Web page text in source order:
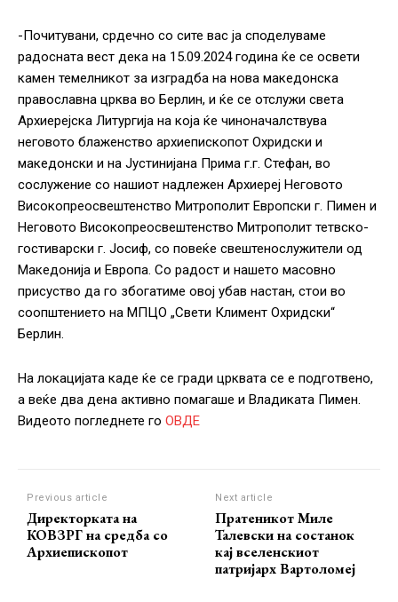
-Почитувани, срдечно со сите вас ја споделуваме
радосната вест дека на 15.09.2024 година ќе се освети
камен темелникот за изградба на нова македонска
православна црква во Берлин, и ќе се отслужи света
Архиерејска Литургија на која ќе чиноначалствува
неговото блаженство архиепископот Охридски и
македонски и на Јустинијана Прима г.г. Стефан, во
сослужение со нашиот надлежен Архиереј Неговото
Високопреосвештенство Митрополит Европски г. Пимен и
Неговото Високопреосвештенство Митрополит тетвско-
гостиварски г. Јосиф, со повеќе свештенослужители од
Македонија и Европа. Со радост и нашето масовно
присуство да го збогатиме овој убав настан, стои во
соопштението на МПЦО „Свети Климент Охридски“
Берлин.
На локацијата каде ќе се гради црквата се е подготвено,
а веќе два дена активно помагаше и Владиката Пимен.
Видеото погледнете го ОВДЕ
Previous article
Директорката на
КОВЗРГ на средба со
Архиепископот
Next article
Пратеникот Миле
Талевски на состанок
кај вселенскиот
патријарх Вартоломеј